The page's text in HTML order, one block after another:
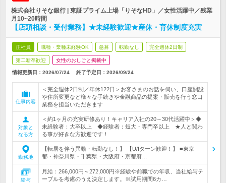
株式会社りそな銀行 | 東証プライム上場「りそなHD」／女性活躍中／残業
月10~20時間
【店頭相談・受付業務】★未経験歓迎★産休・育休制度充実
正社員 職種・業種未経験OK 急募 転勤なし 完全週休2日制
第二新卒歓迎 女性のおしごと掲載中
情報更新日：2026/07/24 終了予定日： 2026/09/24
仕事内容
＜完全週休2日制／年休122日＞お客さまのお話を伺い、口座開設
や住所変更など様々な手続きや金融商品の提案・販売を行う窓口
業務を担当いただきます
対象と
なる方
＜約1ヶ月の充実研修あり！キャリア入社の20～30代活躍中＞◆
未経験者：大卒以上 ◆経験者：短大・専門卒以上 ★人と関わ
る事が好きな方歓迎です！
勤務地
【転居を伴う異動・転勤なし！】 【U/Iターン歓迎！】 ■東京
都・神奈川県・千葉県・大阪府・京都府…
給与
月給：266,000円～272,000円※経験や前職での年収、当社給与テ
ーブルを考慮のうえ決定します。※試用期間6カ…